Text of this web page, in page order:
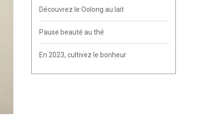
Découvrez le Oolong au lait
Pause beauté au thé
En 2023, cultivez le bonheur